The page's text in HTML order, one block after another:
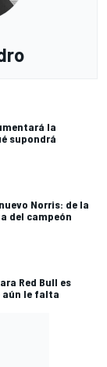
la
supondrá
Norris: de la
del campeón
Red Bull es
aún le falta